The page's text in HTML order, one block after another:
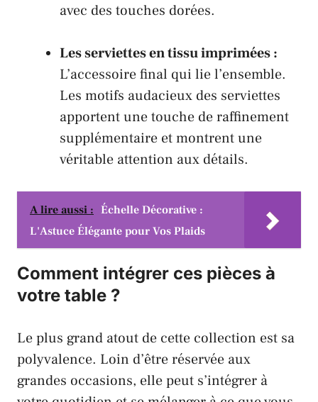
avec des touches dorées.
Les serviettes en tissu imprimées :
L’accessoire final qui lie l’ensemble.
Les motifs audacieux des serviettes
apportent une touche de raffinement
supplémentaire et montrent une
véritable attention aux détails.
A lire aussi : Échelle Décorative :
L'Astuce Élégante pour Vos Plaids
Comment intégrer ces pièces à
votre table ?
Le plus grand atout de cette collection est sa
polyvalence. Loin d’être réservée aux
grandes occasions, elle peut s’intégrer à